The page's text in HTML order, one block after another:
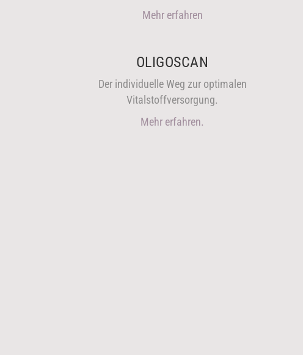
Mehr erfahren
OLIGOSCAN
Der individuelle Weg zur optimalen
Vitalstoffversorgung.
Mehr erfahren.